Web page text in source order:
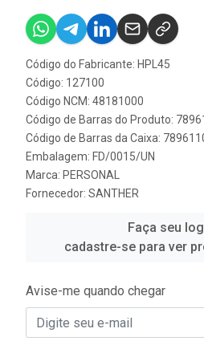
Código do Fabricante: HPL45
Código: 127100
Código NCM: 48181000
Código de Barras do Produto:
Código de Barras da Caixa:
Embalagem: FD/0015/UN
Marca: PERSONAL
Fornecedor: SANTHER
Faça seu
cadastre-se para ver
Avise-me quando chegar